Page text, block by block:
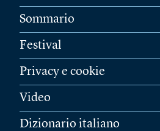
Sommario
Festival
Privacy e cookie
Video
Dizionario italiano